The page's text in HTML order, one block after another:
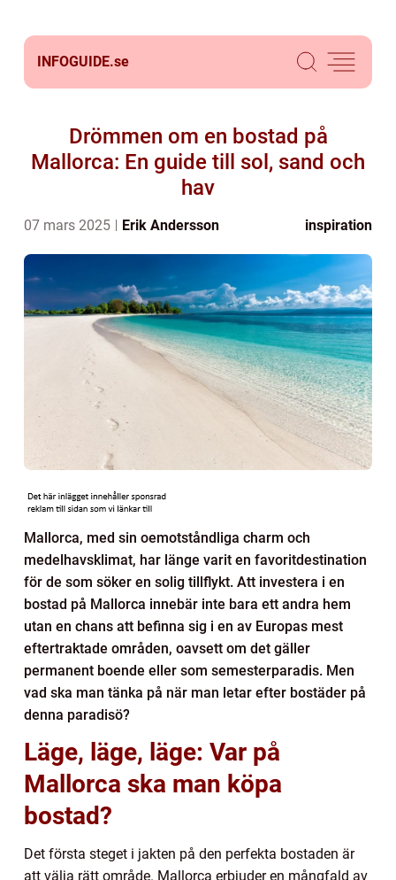
INFOGUIDE.se
Drömmen om en bostad på
Mallorca: En guide till sol, sand och
hav
07 mars 2025 Erik Andersson inspiration
Mallorca, med sin oemotståndliga charm och
medelhavsklimat, har länge varit en favoritdestination
för de som söker en solig tillflykt. Att investera i en
bostad på Mallorca innebär inte bara ett andra hem
utan en chans att befinna sig i en av Europas mest
eftertraktade områden, oavsett om det gäller
permanent boende eller som semesterparadis. Men
vad ska man tänka på när man letar efter bostäder på
denna paradisö?
Läge, läge, läge: Var på
Mallorca ska man köpa
bostad?
Det första steget i jakten på den perfekta bostaden är
att välja rätt område. Mallorca erbjuder en mångfald av